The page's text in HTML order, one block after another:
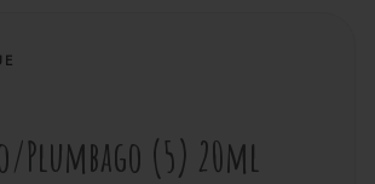
Plumbago (5) 20ml